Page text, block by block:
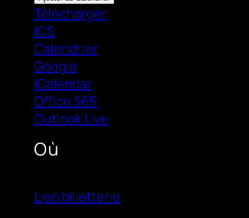
Télécharger
ICS
Calendrier
Google
iCalendar
Office 365
Outlook Live
Où
Lien billetterie